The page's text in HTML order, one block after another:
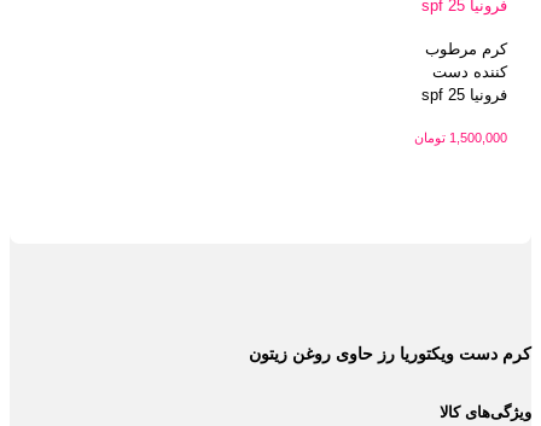
کرم مرطوب
کننده دست
فرونیا spf 25
1,500,000 تومان
کرم دست ویکتوریا رز حاوی روغن زیتون
ویژگی‌های کالا